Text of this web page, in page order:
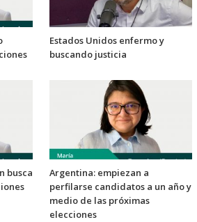
Estados Unidos enfermo y
buscando justicia
busca
Argentina: empiezan a
perfilarse candidatos a un año y
medio de las próximas
elecciones